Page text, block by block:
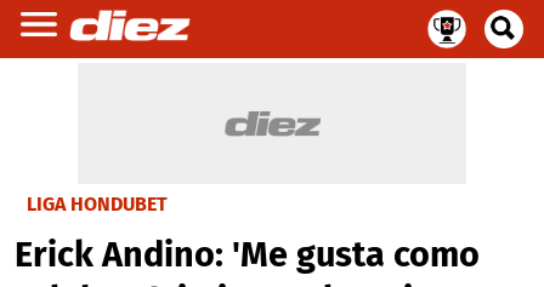
LIGA HONDUBET
Erick Andino: 'Me gusta como